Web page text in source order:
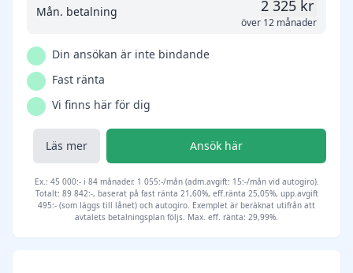
Mån. betalning 2 325 kr
över 12 månader
Din ansökan är inte bindande
Fast ränta
Vi finns här för dig
Läs mer Ansök här
Ex.: 45 000:- i 84 månader. 1 055:-/mån (adm.avgift: 15:-/mån vid autogiro).
Totalt: 89 842:-, baserat på fast ränta 21,60%, eff.ränta 25,05%, upp.avgift
495:- (som läggs till lånet) och autogiro. Exemplet är beräknat utifrån att
avtalets betalningsplan följs. Max. eff. ränta: 29,99%.